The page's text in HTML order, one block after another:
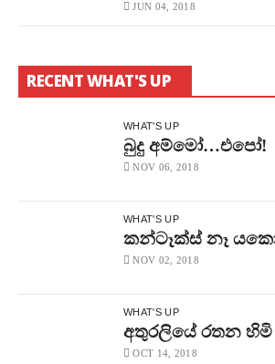
JUN 04, 2018
RECENT WHAT'S UP
WHAT'S UP
බුදු අම්මෝ…එපෝ!
NOV 06, 2018
WHAT'S UP
කන්ටෑක්ස් නෑ
NOV 02, 2018
WHAT'S UP
අතුරලියේ රතන හිමි
OCT 14, 2018